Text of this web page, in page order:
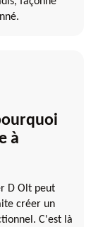
à
D Olt peut
créer un
C'est là